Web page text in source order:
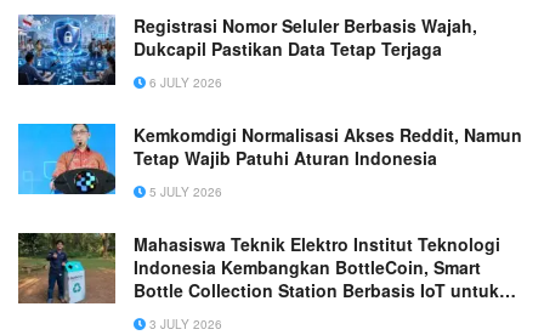
Registrasi Nomor Seluler Berbasis Wajah,
Dukcapil Pastikan Data Tetap Terjaga
6 JULY 2026
Kemkomdigi Normalisasi Akses Reddit, Namun
Tetap Wajib Patuhi Aturan Indonesia
5 JULY 2026
Mahasiswa Teknik Elektro Institut Teknologi
Indonesia Kembangkan BottleCoin, Smart
Bottle Collection Station Berbasis IoT untuk
Mendukung Daur Ulang Plastik
3 JULY 2026